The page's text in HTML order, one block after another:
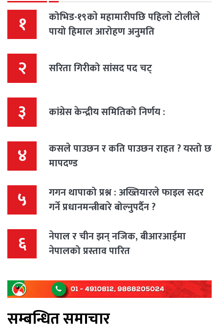
१
कोभिड-१९काे महामारीपछि पहिलो टोलीले
पायो हिमाल आरोहण अनुमति
२ सरिता गिरीको सांसद पद चट्
३ कांग्रेस केन्द्रीय समितिको निर्णय :
४
कसले पाउछन र कति पाउछन राहत ? यस्तो छ
मापदण्ड
५
गगन थापाको प्रश्न : अख्तियारले फाइल सदर
गर्ने प्रधानमन्त्रीबारे बोल्नुपर्दैन ?
६
नेपाल र चीन झन् नजिक, बीआरआईमा
नेपालको प्रस्ताव पारित
सम्बन्धित समाचार